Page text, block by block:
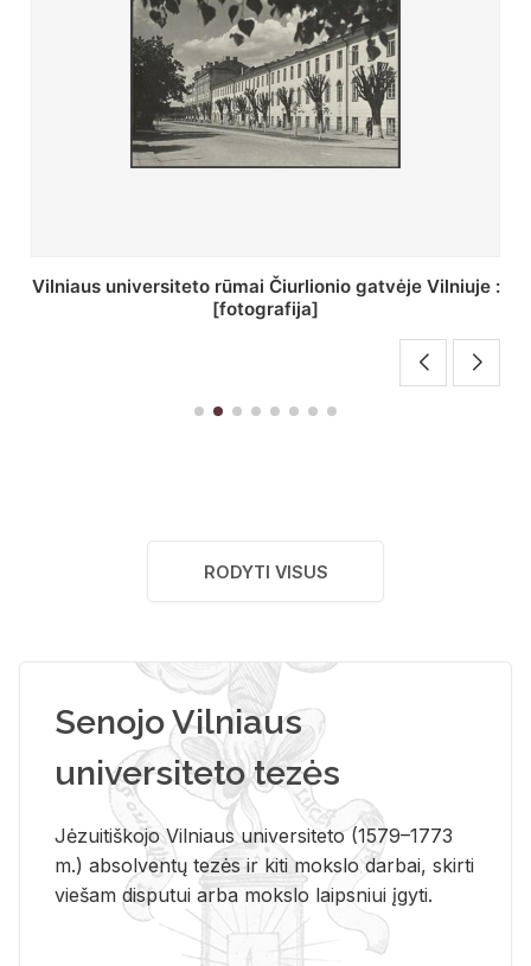
St. Batoro universiteto J. Pilsudskio kolegija :
[fotografija]
RODYTI VISUS
Senojo Vilniaus
universiteto tezės
Jėzuitiškojo Vilniaus universiteto (1579–1773
m.) absolventų tezės ir kiti mokslo darbai, skirti
viešam disputui arba mokslo laipsniui įgyti.